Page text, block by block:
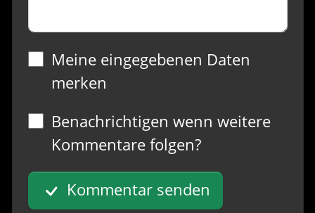
Meine eingegebenen Daten
merken
Benachrichtigen wenn weitere
Kommentare folgen?
Kommentar senden